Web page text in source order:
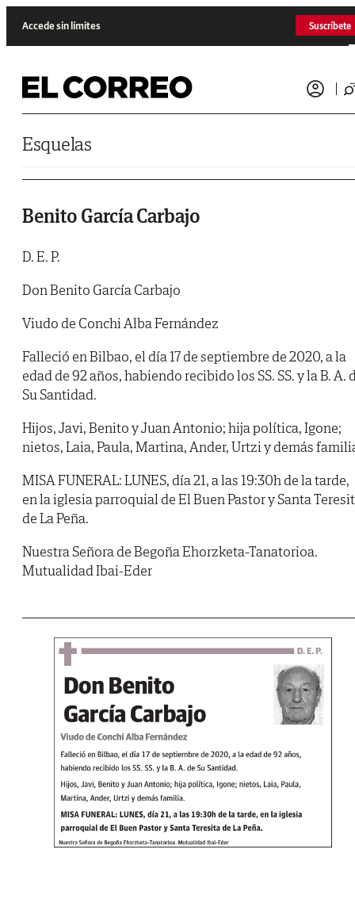
Accede sin límites Suscríbete
Esquelas
Benito García Carbajo
D. E. P.
Don Benito García Carbajo
Viudo de Conchi Alba Fernández
Falleció en Bilbao, el día 17 de septiembre de 2020, a la
edad de 92 años, habiendo recibido los SS. SS. y la B. A.
Su Santidad.
Hijos, Javi, Benito y Juan Antonio; hija política, Igone;
nietos, Laia, Paula, Martina, Ander, Urtzi y demás
MISA FUNERAL: LUNES, día 21, a las 19:30h de la tarde,
en la iglesia parroquial de El Buen Pastor y Santa
de La Peña.
Nuestra Señora de Begoña Ehorzketa-Tanatorioa.
Mutualidad Ibai-Eder